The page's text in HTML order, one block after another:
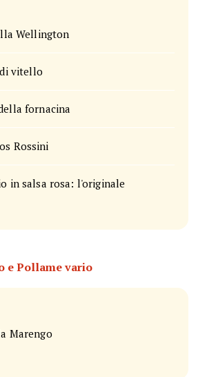
Wellington
vitello
fornacina
Rossini
in salsa rosa: l'originale
e Pollame vario
Marengo